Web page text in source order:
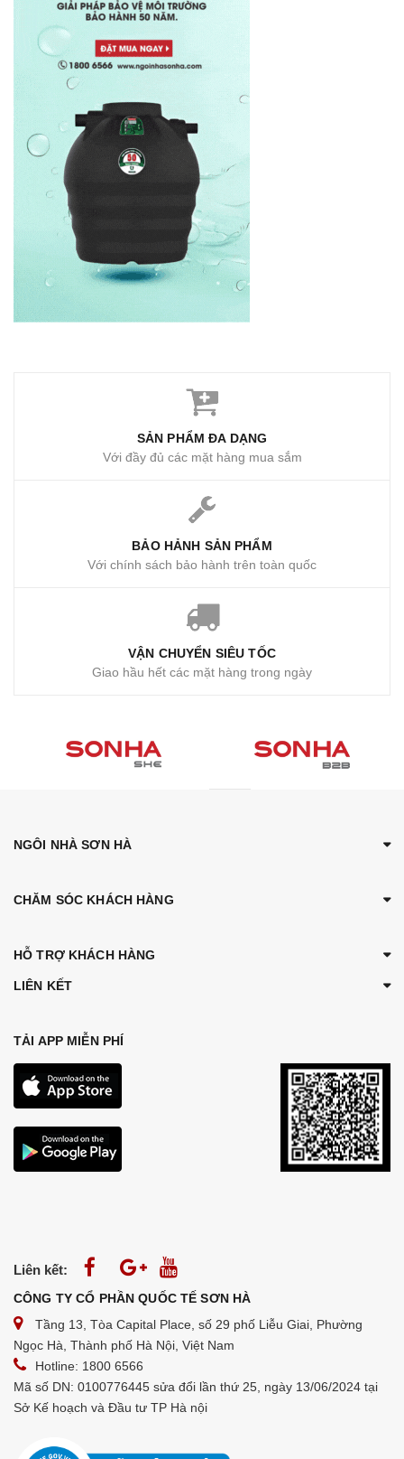
SẢN PHẨM ĐA DẠNG
Với đầy đủ các mặt hàng mua sắm
BẢO HẢNH SẢN PHẨM
Với chính sách bảo hành trên toàn quốc
VẬN CHUYỂN SIÊU TỐC
Giao hầu hết các mặt hàng trong ngày
NGÔI NHÀ SƠN HÀ
CHĂM SÓC KHÁCH HÀNG
HỖ TRỢ KHÁCH HÀNG
LIÊN KẾT
TẢI APP MIỄN PHÍ
Liên kết:
CÔNG TY CỔ PHẦN QUỐC TẾ SƠN HÀ
Tầng 13, Tòa Capital Place, số 29 phố Liễu Giai, Phường
Ngọc Hà, Thành phố Hà Nội, Việt Nam
Hotline: 1800 6566
Mã số DN: 0100776445 sửa đổi lần thứ 25, ngày 13/06/2024 tại
Sở Kế hoạch và Đầu tư TP Hà nội